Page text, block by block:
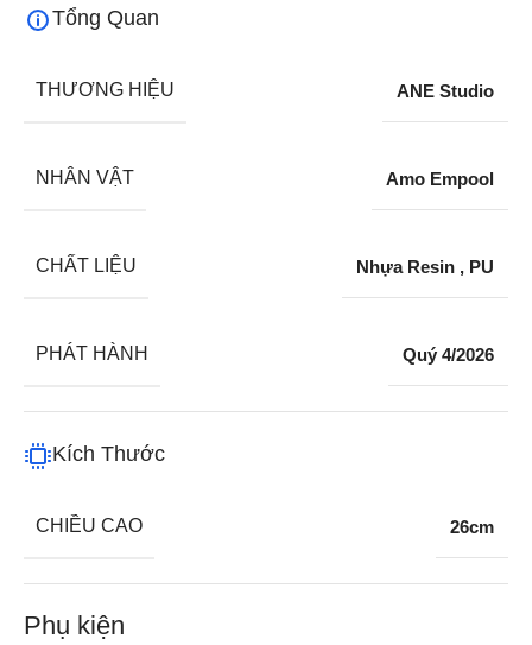
Tổng Quan
THƯƠNG HIỆU ANE Studio
NHÂN VẬT Amo Empool
CHẤT LIỆU Nhựa Resin , PU
PHÁT HÀNH Quý 4/2026
Kích Thước
CHIỀU CAO 26cm
Phụ kiện